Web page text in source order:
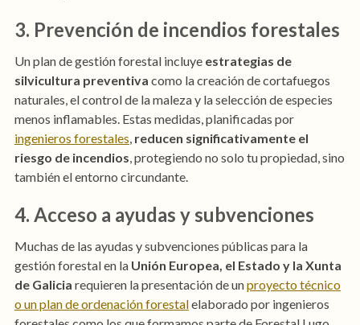
3. Prevención de incendios forestales
Un plan de gestión forestal incluye estrategias de
silvicultura preventiva como la creación de cortafuegos
naturales, el control de la maleza y la selección de especies
menos inflamables. Estas medidas, planificadas por
ingenieros forestales reducen significativamente el
riesgo de incendios , protegiendo no solo tu propiedad, sino
también el entorno circundante.
4. Acceso a ayudas y subvenciones
Muchas de las ayudas y subvenciones públicas para la
gestión forestal en la Unión Europea, el Estado y la Xunta
de Galicia requieren la presentación de unproyecto técnico
o un plan de ordenación forestalelaborado por ingenieros